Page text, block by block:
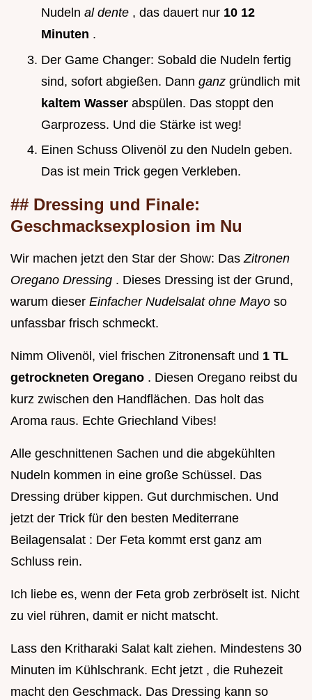
Nudeln al dente , das dauert nur 10 12
Minuten .
Der Game Changer: Sobald die Nudeln fertig
sind, sofort abgießen. Dann ganz gründlich mit
kaltem Wasser abspülen. Das stoppt den
Garprozess. Und die Stärke ist weg!
Einen Schuss Olivenöl zu den Nudeln geben.
Das ist mein Trick gegen Verkleben.
## Dressing und Finale:
Geschmacksexplosion im Nu
Wir machen jetzt den Star der Show: DasZitronen
Oregano Dressing . Dieses Dressing ist der Grund,
warum dieser Einfacher Nudelsalat ohne Mayo so
unfassbar frisch schmeckt.
Nimm Olivenöl, viel frischen Zitronensaft und 1 TL
getrockneten Oregano . Diesen Oregano reibst du
kurz zwischen den Handflächen. Das holt das
Aroma raus. Echte Griechland Vibes!
Alle geschnittenen Sachen und die abgekühlten
Nudeln kommen in eine große Schüssel. Das
Dressing drüber kippen. Gut durchmischen. Und
jetzt der Trick für den besten Mediterrane
Beilagensalat : Der Feta kommt erst ganz am
Schluss rein.
Ich liebe es, wenn der Feta grob zerbröselt ist. Nicht
zu viel rühren, damit er nicht matscht.
Lass den Kritharaki Salat kalt ziehen. Mindestens 30
Minuten im Kühlschrank. Echt jetzt , die Ruhezeit
macht den Geschmack. Das Dressing kann so